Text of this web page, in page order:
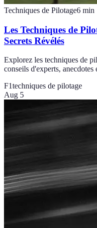
Techniques de Pilotage6 min
Les Techniques de
Secrets Révélés
Explorez les techniques de
conseils d'experts, anecdotes
F1techniques de pilotage
Aug 5